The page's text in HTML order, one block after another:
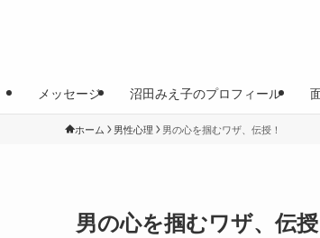
メッセージ 沼田みえ子のプロフィール
ホーム 男性心理 男の心を掴むワザ、伝授！
男の心を掴むワザ、伝授